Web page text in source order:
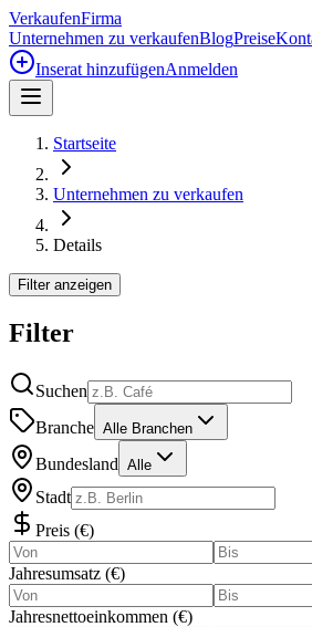
VerkaufenFirma
Unternehmen zu verkaufenBlogPreise
Inserat hinzufügenAnmelden
Startseite
Unternehmen zu verkaufen
Details
Filter anzeigen
Filter
Suchen
Branche Alle Branchen
Bundesland Alle
Stadt
Preis (€)
Jahresumsatz (€)
Jahresnettoeinkommen (€)